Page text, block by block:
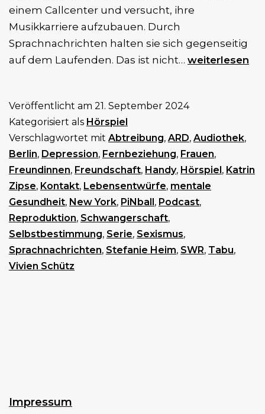
einem Callcenter und versucht, ihre
Musikkarriere aufzubauen. Durch
Sprachnachrichten halten sie sich gegenseitig
auf dem Laufenden. Das ist nicht… Re:Produktion
weiterlesen
Veröffentlicht am 21. September 2024
Kategorisiert als Hörspiel
Verschlagwortet mit Abtreibung, ARD, Audiothek,
Berlin, Depression, Fernbeziehung, Frauen,
Freundinnen, Freundschaft, Handy, Hörspiel, Katrin
Zipse, Kontakt, Lebensentwürfe, mentale
Gesundheit, New York, PiNball, Podcast,
Reproduktion, Schwangerschaft,
Selbstbestimmung, Serie, Sexismus,
Sprachnachrichten, Stefanie Heim, SWR, Tabu,
Vivien Schütz
Impressum